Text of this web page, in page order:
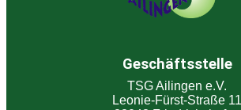
Geschäftsstelle
TSG Ailingen e.V.
Leonie-Fürst-Straße 11